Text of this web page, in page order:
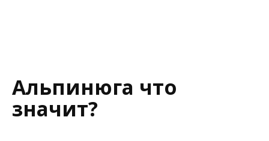
Альпинюга что
значит?